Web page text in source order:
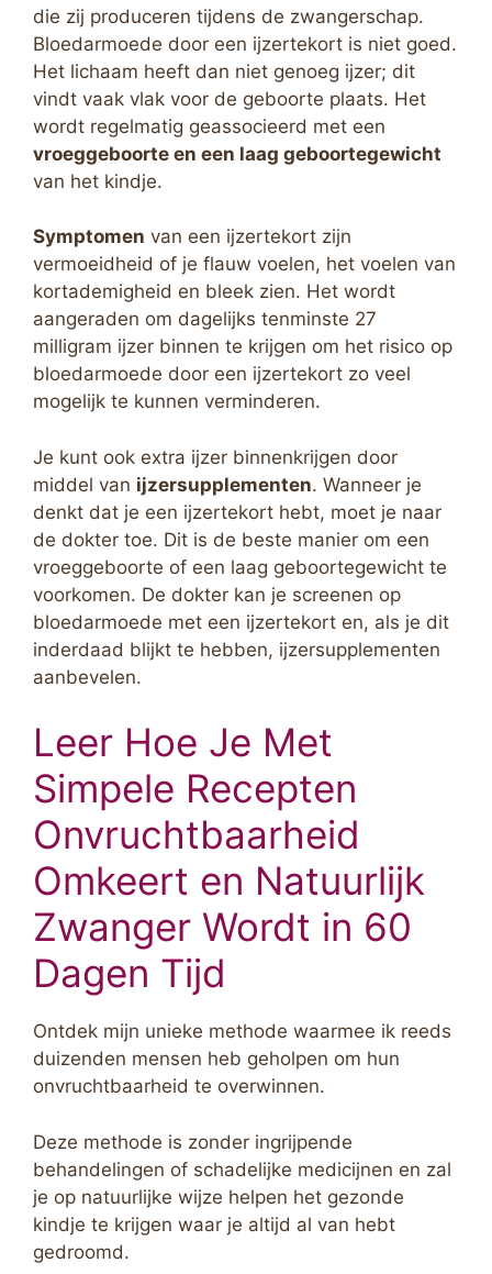
die zij produceren tijdens de zwangerschap.
Bloedarmoede door een ijzertekort is niet goed.
Het lichaam heeft dan niet genoeg ijzer; dit
vindt vaak vlak voor de geboorte plaats. Het
wordt regelmatig geassocieerd met een
vroeggeboorte en een laag geboortegewicht
van het kindje.
Symptomen van een ijzertekort zijn
vermoeidheid of je flauw voelen, het voelen van
kortademigheid en bleek zien. Het wordt
aangeraden om dagelijks tenminste 27
milligram ijzer binnen te krijgen om het risico op
bloedarmoede door een ijzertekort zo veel
mogelijk te kunnen verminderen.
Je kunt ook extra ijzer binnenkrijgen door
middel van ijzersupplementen. Wanneer je
denkt dat je een ijzertekort hebt, moet je naar
de dokter toe. Dit is de beste manier om een
vroeggeboorte of een laag geboortegewicht te
voorkomen. De dokter kan je screenen op
bloedarmoede met een ijzertekort en, als je dit
inderdaad blijkt te hebben, ijzersupplementen
aanbevelen.
Leer Hoe Je Met
Simpele Recepten
Onvruchtbaarheid
Omkeert en Natuurlijk
Zwanger Wordt in 60
Dagen Tijd
Ontdek mijn unieke methode waarmee ik reeds
duizenden mensen heb geholpen om hun
onvruchtbaarheid te overwinnen.
Deze methode is zonder ingrijpende
behandelingen of schadelijke medicijnen en zal
je op natuurlijke wijze helpen het gezonde
kindje te krijgen waar je altijd al van hebt
gedroomd.